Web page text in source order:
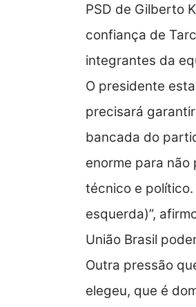
PSD de Gilberto
confiança de
integrantes da
O presidente
precisará
bancada do
enorme para não
técnico e
esquerda)”,
União Brasil
Outra pressão
elegeu, que é